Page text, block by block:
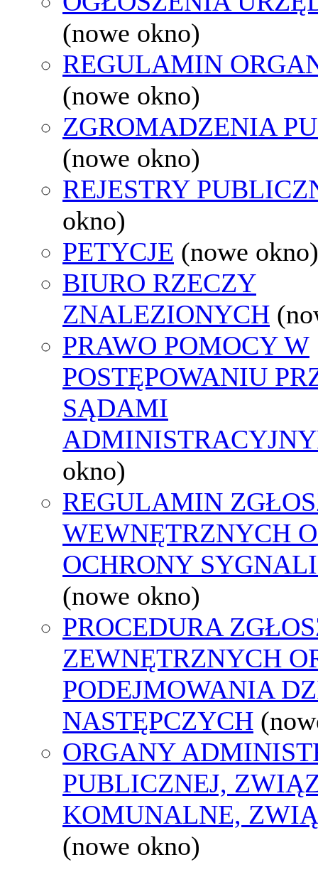
(nowe okno)
REGULAMIN
(nowe okno)
ZGROMADZENIA
(nowe okno)
REJESTRY
okno)
PETYCJE (nowe okno)
BIURO RZECZY
ZNALEZIONYCH
PRAWO POMOCY W
POSTĘPOWANIU
SĄDAMI
okno)
REGULAMIN
WEWNĘTRZNYCH
OCHRONY
(nowe okno)
PROCEDURA
ZEWNĘTRZNYCH
PODEJMOWANIA
NASTĘPCZYCH
ORGANY
PUBLICZNEJ,
KOMUNALNE,
(nowe okno)